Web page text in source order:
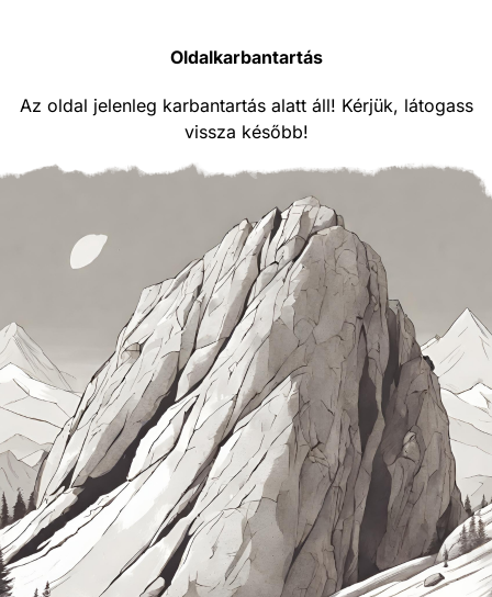
Oldalkarbantartás
Az oldal jelenleg karbantartás alatt áll! Kérjük, látogass
vissza később!